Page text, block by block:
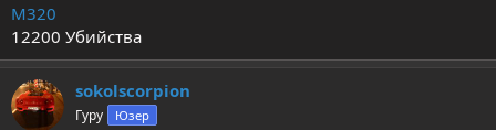
M320
12200 Убийства
sokolscorpion
Гуру Юзер